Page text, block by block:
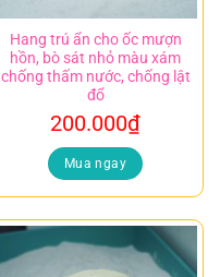
Hang trú ẩn cho ốc mượn
hồn, bò sát nhỏ màu xám
chống thấm nước, chống lật
đổ
200.000₫
Mua ngay